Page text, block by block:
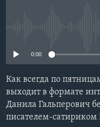
Языки
0:00
Как всегда по
выходит в формате
Данила Гальперович
писателем-